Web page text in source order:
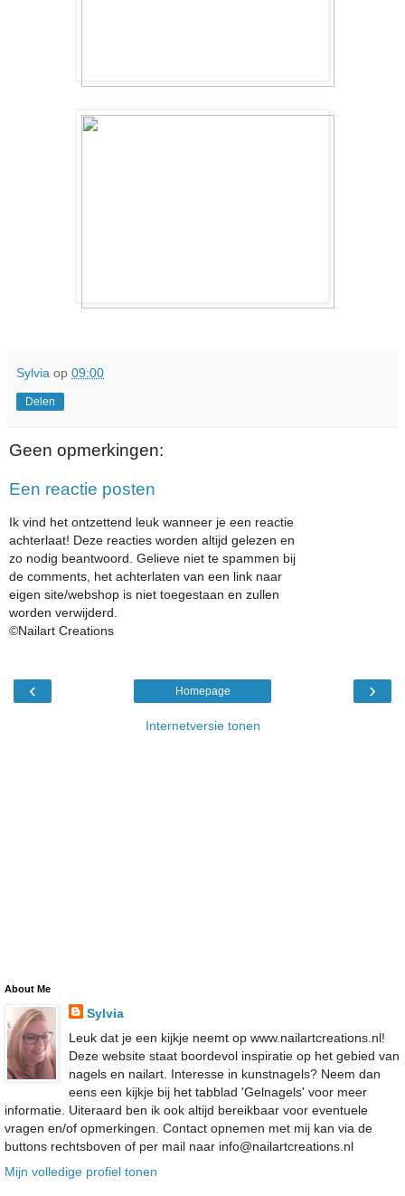
Sylvia op 09:00
Delen
Geen opmerkingen:
Een reactie posten
Ik vind het ontzettend leuk wanneer je een reactie
achterlaat! Deze reacties worden altijd gelezen en
zo nodig beantwoord. Gelieve niet te spammen bij
de comments, het achterlaten van een link naar
eigen site/webshop is niet toegestaan en zullen
worden verwijderd.
©Nailart Creations
‹ ›
Homepage
Internetversie tonen
About Me
Sylvia
Leuk dat je een kijkje neemt op www.nailartcreations.nl!
Deze website staat boordevol inspiratie op het gebied van
nagels en nailart. Interesse in kunstnagels? Neem dan
eens een kijkje bij het tabblad 'Gelnagels' voor meer
informatie. Uiteraard ben ik ook altijd bereikbaar voor eventuele
vragen en/of opmerkingen. Contact opnemen met mij kan via de
buttons rechtsboven of per mail naar info@nailartcreations.nl
Mijn volledige profiel tonen